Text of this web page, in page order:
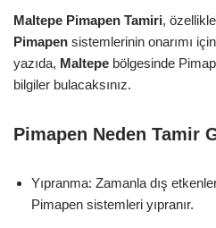
Maltepe Pimapen Tamiri,
Pimapen sistemlerinin onarımı
yazıda, Maltepe bölgesinde
bilgiler bulacaksınız.
Pimapen Neden Tamir
Yıpranma: Zamanla dış
Pimapen sistemleri yıpranır.